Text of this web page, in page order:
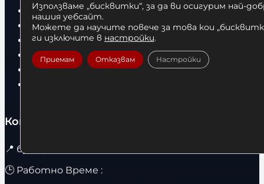
Дрехи
Детски дрехи
Суичъри
Фитнес оборудване и аксесоари
Бягащи пътеки
Контакти
📍 бул. Христо Ботев 67 гр. София / 1303
🕒 Работно Време :
Използваме „бисквитки“, за да ви осигурим най-
нашия уебсайт.
Можете да научите повече за това кои
ги изключите в настройки.
Приемам Отказвам Настройки